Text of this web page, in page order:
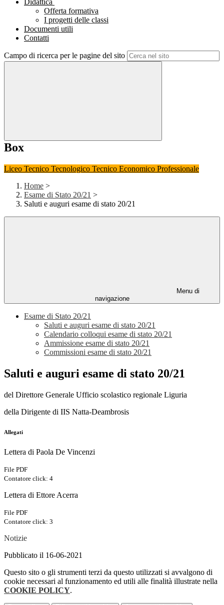
Didattica
Offerta formativa
I progetti delle classi
Documenti utili
Contatti
Campo di ricerca per le pagine del sito
Box
Liceo Tecnico Tecnologico Tecnico Economico Professionale
Home >
Esame di Stato 20/21 >
Saluti e auguri esame di stato 20/21
Menu di
navigazione
Esame di Stato 20/21
Saluti e auguri esame di stato 20/21
Calendario colloqui esame di stato 20/21
Ammissione esame di stato 20/21
Commissioni esame di stato 20/21
Saluti e auguri esame di stato 20/21
del Direttore Generale Ufficio scolastico regionale Liguria
della Dirigente di IIS Natta-Deambrosis
Allegati
Lettera di Paola De Vincenzi
File PDF
Contatore click: 4
Lettera di Ettore Acerra
File PDF
Contatore click: 3
Notizie
Pubblicato il 16-06-2021
Questo sito o gli strumenti terzi da questo utilizzati si avvalgono di
cookie necessari al funzionamento ed utili alle finalità illustrate nella
COOKIE POLICY.